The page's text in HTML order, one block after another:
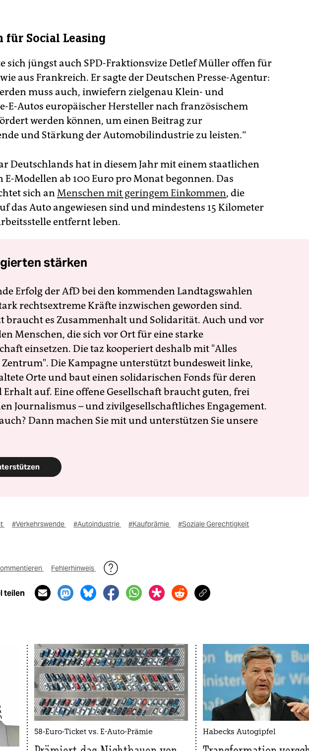
für Social Leasing
sich jüngst auch SPD-Fraktionsvize Detlef Müller offen für
aus Frankreich. Er sagte der Deutschen Presse-Agentur:
muss auch, inwiefern zielgenau Klein- und
E-Autos europäischer Hersteller nach französischem
werden können, um einen Beitrag zur
und Stärkung der Automobilindustrie zu leisten.“
Deutschlands hat in diesem Jahr mit einem staatlichen
E-Modellen ab 100 Euro pro Monat begonnen. Das
sich anMenschen mit geringem Einkommen, die
das Auto angewiesen sind und mindestens 15 Kilometer
entfernt leben.
stärken
Erfolg der AfD bei den kommenden Landtagswahlen
rechtsextreme Kräfte inzwischen geworden sind.
braucht es Zusammenhalt und Solidarität. Auch und vor
Menschen, die sich vor Ort für eine starke
einsetzen. Die taz kooperiert deshalb mit "Alles
Die Kampagne unterstützt bundesweit linke,
Orte und baut einen solidarischen Fonds für deren
Erhalt auf. Eine offene Gesellschaft braucht guten, frei
Journalismus – und zivilgesellschaftliches Engagement.
Dann machen Sie mit und unterstützen Sie unsere
#Verkehrswende #Autoindustrie #Kaufprämie
#Soziale Gerechtigkeit
Fehlerhinweis
teilen
58-Euro-Ticket vs. E-Auto-Prämie Habecks Autogipfel